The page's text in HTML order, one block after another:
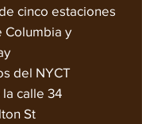
cinco estaciones
Columbia y
del NYCT
calle 34
St